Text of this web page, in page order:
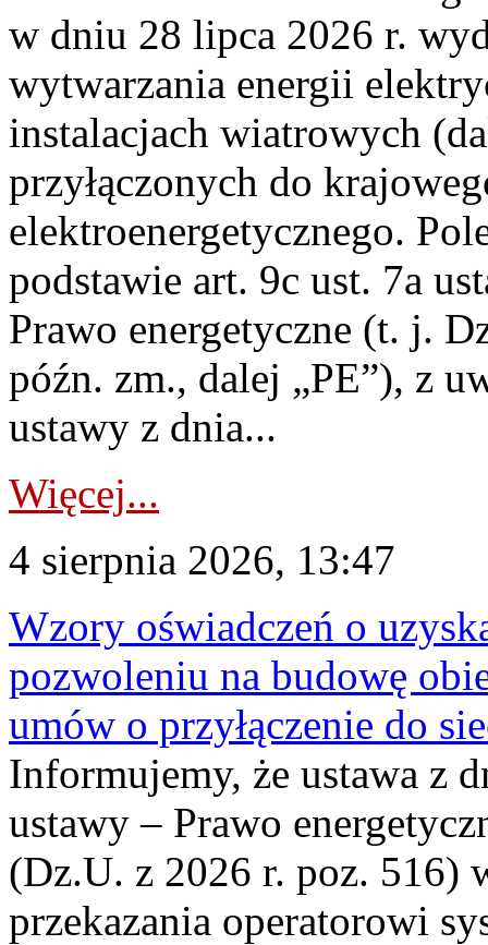
w dniu 28 lipca 2026 r.
wytwarzania energii
instalacjach wiatrowych
przyłączonych do
elektroenergetycznego.
podstawie art. 9c ust. 7a
Prawo energetyczne (t. j.
późn. zm., dalej „PE”), z
ustawy z dnia...
Więcej...
4 sierpnia 2026, 13:47
Wzory oświadczeń o
pozwoleniu na budowę
umów o przyłączenie do
Informujemy, że ustawa z
ustawy – Prawo
(Dz.U. z 2026 r. poz. 516)
przekazania operatorowi